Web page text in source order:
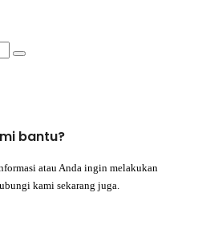
bantu?
atau Anda ingin melakukan
kami sekarang juga.